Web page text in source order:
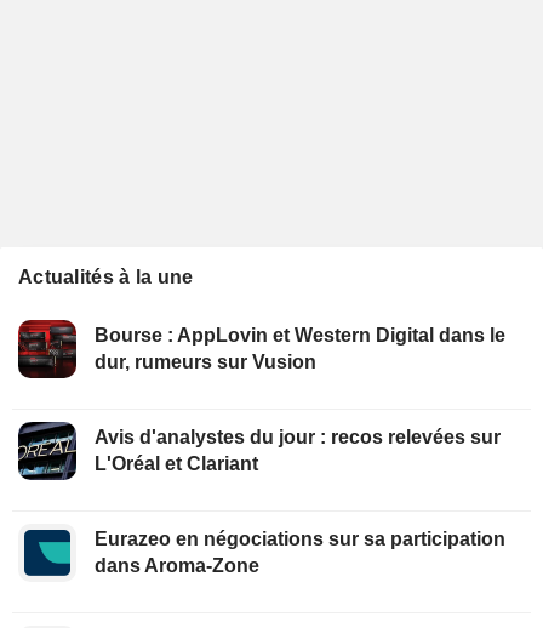
Actualités à la une
Bourse : AppLovin et Western Digital dans le
dur, rumeurs sur Vusion
Avis d'analystes du jour : recos relevées sur
L'Oréal et Clariant
Eurazeo en négociations sur sa participation
dans Aroma-Zone